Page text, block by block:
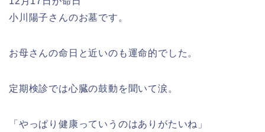
小川陽子さんのお墓です。
お母さんの命日と近いのも運命的でした。
定期検診では心臓の鼓動を聞いて涙。
「やっぱり健康っていうのはありがたいね」